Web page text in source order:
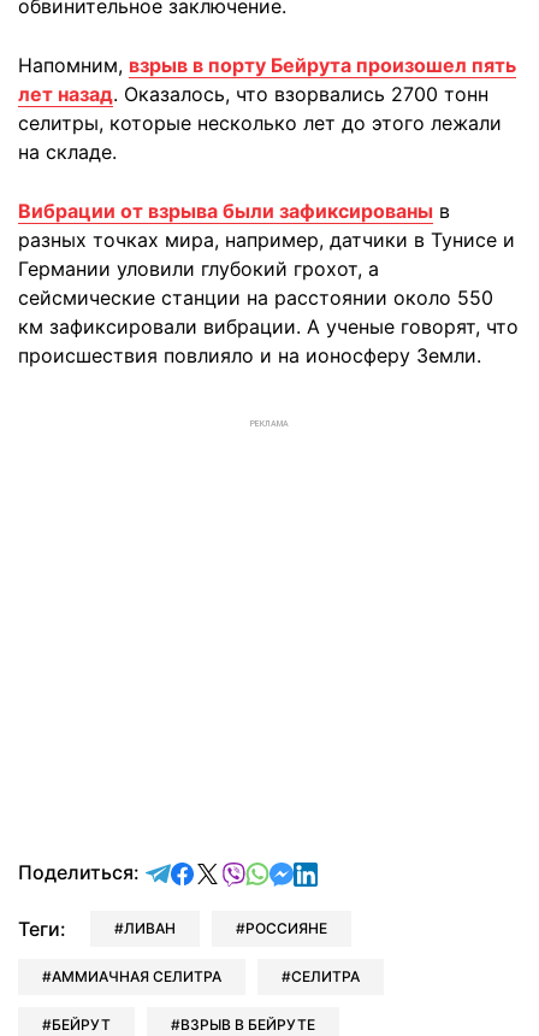
обвинительное заключение.
Напомним, взрыв в порту Бейрута произошел пять
лет назад. Оказалось, что взорвались 2700 тонн
селитры, которые несколько лет до этого лежали
на складе.
Вибрации от взрыва были зафиксированы в
разных точках мира, например, датчики в Тунисе и
Германии уловили глубокий грохот, а
сейсмические станции на расстоянии около 550
км зафиксировали вибрации. А ученые говорят, что
происшествия повлияло и на ионосферу Земли.
РЕКЛАМА
Поделиться: отправить в Telegram
поделиться в Facebook
поделиться в X
отправить в Viber
отправить в Whatsapp
отправить в Messenger
отправить в LinkedIn
Теги: ЛИВАН РОССИЯНЕ
АММИАЧНАЯ СЕЛИТРА СЕЛИТРА
БЕЙРУТ ВЗРЫВ В БЕЙРУТЕ